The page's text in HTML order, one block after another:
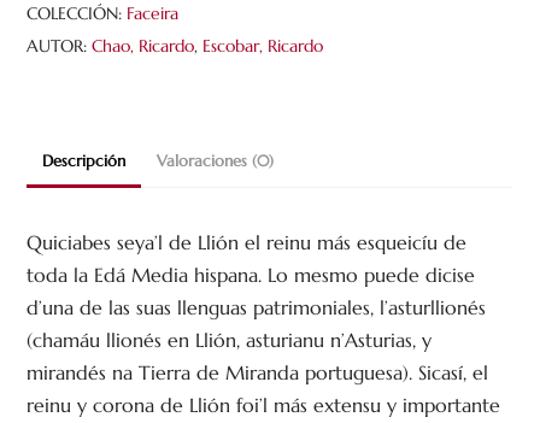
COLECCIÓN: Faceira
AUTOR:Chao, Ricardo, Escobar, Ricardo
Descripción Valoraciones (0)
Quiciabes seya’l de Llión el reinu más esqueicíu de
toda la Edá Media hispana. Lo mesmo puede dicise
d’una de las suas llenguas patrimoniales, l’asturllionés
(chamáu llionés en Llión, asturianu n’Asturias, y
mirandés na Tierra de Miranda portuguesa). Sicasí, el
reinu y corona de Llión foi’l más extensu y importante